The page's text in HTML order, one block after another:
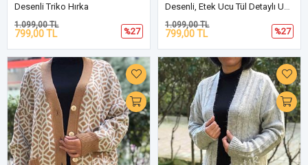
Desenli Triko Hırka
799,00 TL
1.099,00 TL
%27 799,00 TL
1.099,00 TL
%27